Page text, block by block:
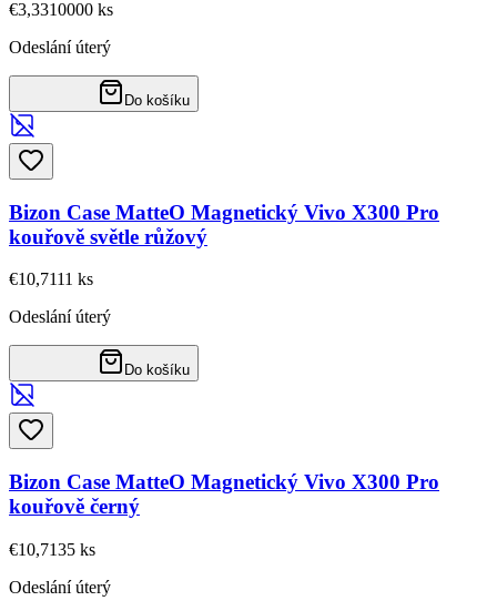
€3,3310000 ks
Odeslání úterý
Do košíku
Bizon Case MatteO Magnetický Vivo X300 Pro
kouřově světle růžový
€10,7111 ks
Odeslání úterý
Do košíku
Bizon Case MatteO Magnetický Vivo X300 Pro
kouřově černý
€10,7135 ks
Odeslání úterý